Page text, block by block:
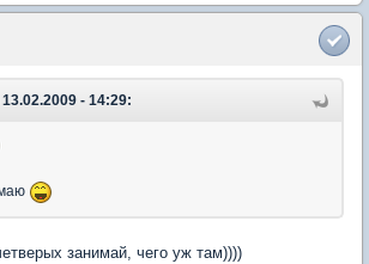
- 14:29:
занимай, чего уж там))))